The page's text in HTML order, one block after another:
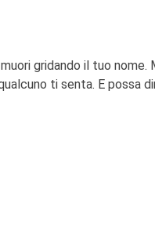
gridando il tuo
ti senta. E possa